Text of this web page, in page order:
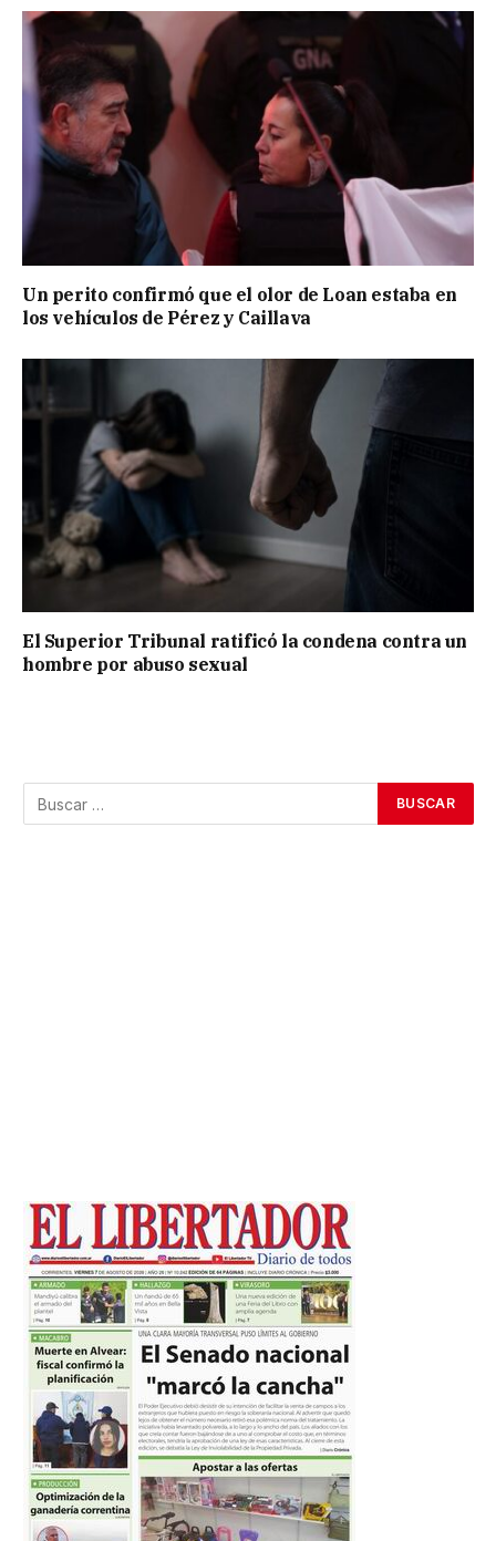
Un perito confirmó que el olor de Loan estaba en
los vehículos de Pérez y Caillava
El Superior Tribunal ratificó la condena contra un
hombre por abuso sexual